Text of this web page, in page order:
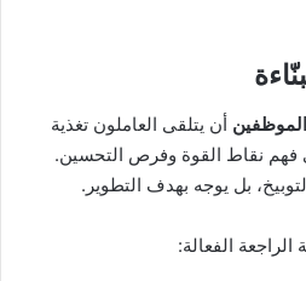
أن يتلقى العاملون تغذية
نقاط القوة وفرص التحسين.
بل يوجه بهدف التطوير.
الفعالة: